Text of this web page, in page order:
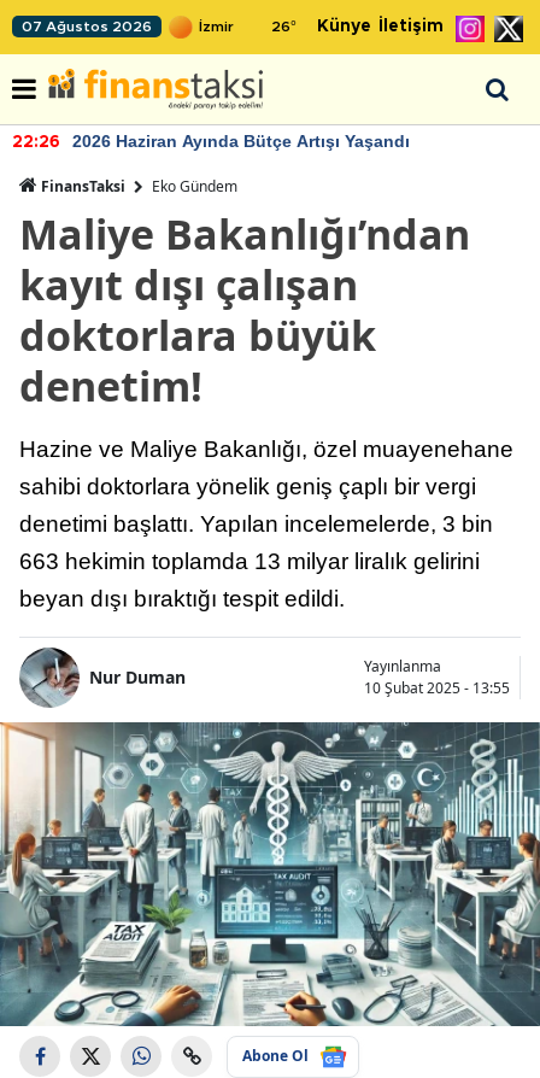
07 Ağustos 2026 26° Künye İletişim
22:26 2026 Haziran Ayında Bütçe Artışı Yaşandı
FinansTaksi Eko Gündem
Maliye Bakanlığı’ndan
kayıt dışı çalışan
doktorlara büyük
denetim!
Hazine ve Maliye Bakanlığı, özel muayenehane
sahibi doktorlara yönelik geniş çaplı bir vergi
denetimi başlattı. Yapılan incelemelerde, 3 bin
663 hekimin toplamda 13 milyar liralık gelirini
beyan dışı bıraktığı tespit edildi.
Nur Duman
Yayınlanma
10 Şubat 2025 - 13:55
Abone Ol